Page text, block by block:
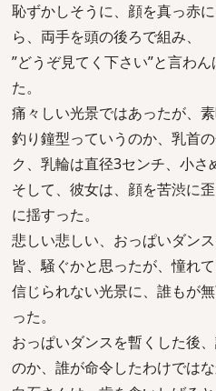
恥ずかしそうに、顔を真っ赤
ら、両手を頭の後ろで組み、
”どうぞ見てく下さい”と言わ
た。
痛々しい光景ではあったが、素
釣り鐘型っていうのか、乳首
ク、乳輪は直径3センチ、小さ
そして、彼女は、顔を苦渋に
に揺すった。
悲しい悲しい、おっぱいダンス
皆、騒ぐかと思ったが、憧れ
信じられない光景に、誰もが
った。
おっぱいダンスを暫くした後
のか、誰が命令したわけではな